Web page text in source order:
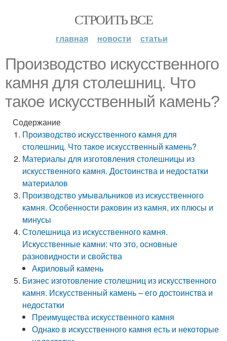
СТРОИТЬ ВСЕ
главная новости статьи
Производство искусственного
камня для столешниц. Что
такое искусственный камень?
Содержание
Производство искусственного камня для
столешниц. Что такое искусственный камень?
Материалы для изготовления столешницы из
искусственного камня. Достоинства и недостатки
материалов
Производство умывальников из искусственного
камня. Особенности раковин из камня, их плюсы и
минусы
Столешница из искусственного камня.
Искусственные камни: что это, основные
разновидности и свойства
Акриловый камень
Бизнес изготовление столешниц из искусственного
камня. Искусственный камень – его достоинства и
недостатки
Преимущества искусственного камня
Однако в искусственного камня есть и некоторые